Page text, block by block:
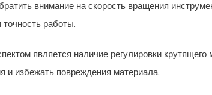
внимание на скорость вращения
точность работы.
является наличие регулировки
и избежать повреждения материала.